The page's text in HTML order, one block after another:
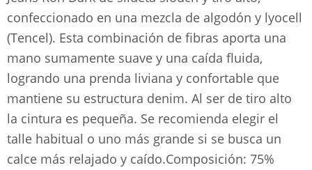
confeccionado en una mezcla de algodón y lyocell
(Tencel). Esta combinación de fibras aporta una
mano sumamente suave y una caída fluida,
logrando una prenda liviana y confortable que
mantiene su estructura denim. Al ser de tiro alto
la cintura es pequeña. Se recomienda elegir el
talle habitual o uno más grande si se busca un
calce más relajado y caído.Composición: 75%